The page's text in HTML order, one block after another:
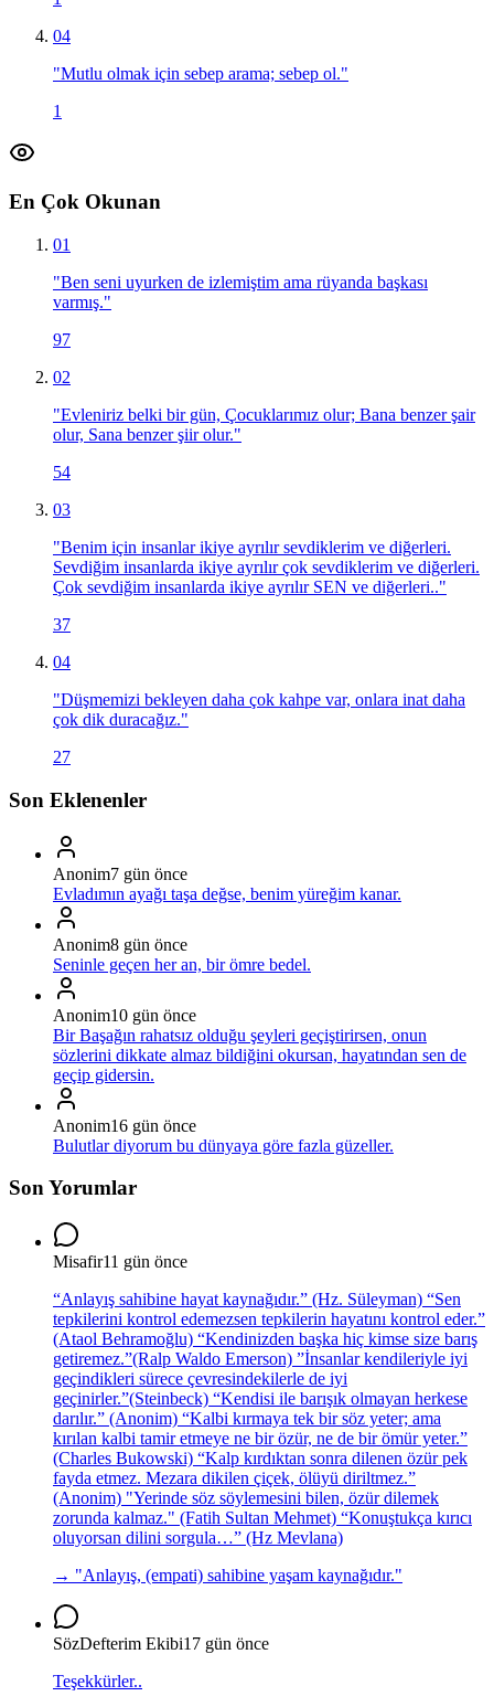
04
"Mutlu olmak için sebep arama; sebep ol."
1
En Çok Okunan
01
"Ben seni uyurken de izlemiştim ama rüyanda başkası
varmış."
97
02
"Evleniriz belki bir gün, Çocuklarımız olur; Bana benzer şair
olur, Sana benzer şiir olur."
54
03
"Benim için insanlar ikiye ayrılır sevdiklerim ve diğerleri.
Sevdiğim insanlarda ikiye ayrılır çok sevdiklerim ve diğerleri.
Çok sevdiğim insanlarda ikiye ayrılır SEN ve diğerleri.."
37
04
"Düşmemizi bekleyen daha çok kahpe var, onlara inat daha
çok dik duracağız."
27
Son Eklenenler
Anonim7 gün önce
Evladımın ayağı taşa değse, benim yüreğim kanar.
Anonim8 gün önce
Seninle geçen her an, bir ömre bedel.
Anonim10 gün önce
Bir Başağın rahatsız olduğu şeyleri geçiştirirsen, onun
sözlerini dikkate almaz bildiğini okursan, hayatından sen de
geçip gidersin.
Anonim16 gün önce
Bulutlar diyorum bu dünyaya göre fazla güzeller.
Son Yorumlar
Misafir11 gün önce
“Anlayış sahibine hayat kaynağıdır.” (Hz. Süleyman) “Sen
tepkilerini kontrol edemezsen tepkilerin hayatını kontrol eder.”
(Ataol Behramoğlu) “Kendinizden başka hiç kimse size barış
getiremez.”(Ralp Waldo Emerson) ”İnsanlar kendileriyle iyi
geçindikleri sürece çevresindekilerle de iyi
geçinirler.”(Steinbeck) “Kendisi ile barışık olmayan herkese
darılır.” (Anonim) “Kalbi kırmaya tek bir söz yeter; ama
kırılan kalbi tamir etmeye ne bir özür, ne de bir ömür yeter.”
(Charles Bukowski) “Kalp kırdıktan sonra dilenen özür pek
fayda etmez. Mezara dikilen çiçek, ölüyü diriltmez.”
(Anonim) "Yerinde söz söylemesini bilen, özür dilemek
zorunda kalmaz." (Fatih Sultan Mehmet) “Konuştukça kırıcı
oluyorsan dilini sorgula…” (Hz Mevlana)
→ "Anlayış, (empati) sahibine yaşam kaynağıdır."
SözDefterim Ekibi17 gün önce
Teşekkürler..